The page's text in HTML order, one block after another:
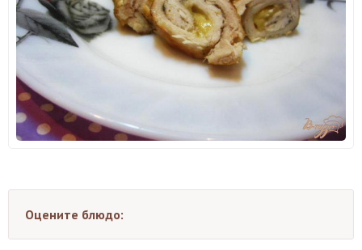
Оцените блюдо: